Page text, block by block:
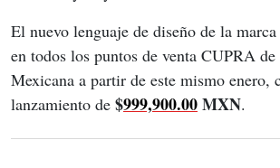
El nuevo lenguaje de diseño de la marca
en todos los puntos de venta CUPRA
Mexicana a partir de este mismo enero,
lanzamiento de $999,900.00 MXN.